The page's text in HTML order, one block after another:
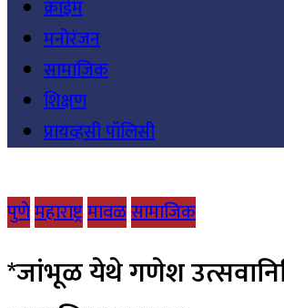
क्राईम
मनोरंजन
सामाजिक
शिक्षण
प्रायव्हसी पॉलिसी
पुणेमहाराष्ट्रमावळसामाजिक
*जांभूळ येथे गणेश